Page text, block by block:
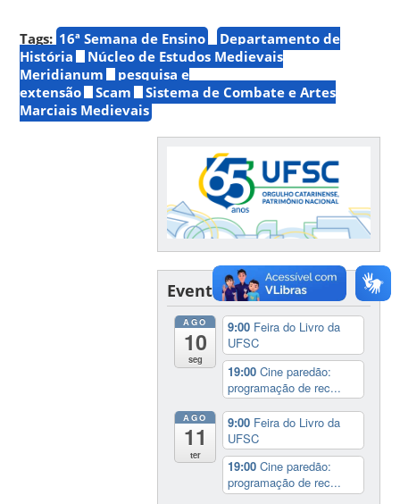
Tags: 16ª Semana de Ensino
Departamento de
História
Núcleo de Estudos Medievais
Meridianum
pesquisa e
extensão
Scam
Sistema de Combate e Artes
Marciais Medievais
Eventos
AGO
10
seg
9:00 Feira do Livro da
UFSC
19:00Cine paredão:
programação de rec...
AGO
11
ter
9:00 Feira do Livro da
UFSC
19:00Cine paredão:
programação de rec...